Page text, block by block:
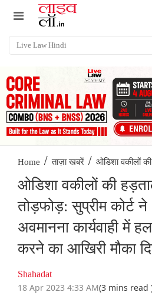
Home / ताज़ा खबरें / ओडिशा वकीलों
ओडिशा वकीलों की
तोड़फोड़: सुप्रीम कोर्ट
अवमानना कार्यवाही में
करने का आखिरी मौका
Shahadat
18 Apr 2023 4:33 AM(3 mins read